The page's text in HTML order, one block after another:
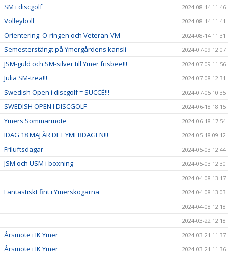
SM i discgolf 2024-08-14 11:46
Volleyboll 2024-08-14 11:41
Orientering: O-ringen och Veteran-VM 2024-08-14 11:31
Semesterstängt på Ymergårdens kansli 2024-07-09 12:07
JSM-guld och SM-silver till Ymer frisbee!!! 2024-07-09 11:56
Julia SM-trea!!! 2024-07-08 12:31
Swedish Open i discgolf = SUCCÉ!!! 2024-07-05 10:35
SWEDISH OPEN I DISCGOLF 2024-06-18 18:15
Ymers Sommarmöte 2024-06-18 17:54
IDAG 18 MAJ ÄR DET YMERDAGEN!!! 2024-05-18 09:12
Friluftsdagar 2024-05-03 12:44
JSM och USM i boxning
2024-05-03 12:30
2024-04-08 13:17
Fantastiskt fint i Ymerskogarna
2024-04-08 13:03
2024-04-08 12:18
2024-03-22 12:18
Årsmöte i IK Ymer 2024-03-21 11:37
Årsmöte i IK Ymer 2024-03-21 11:36